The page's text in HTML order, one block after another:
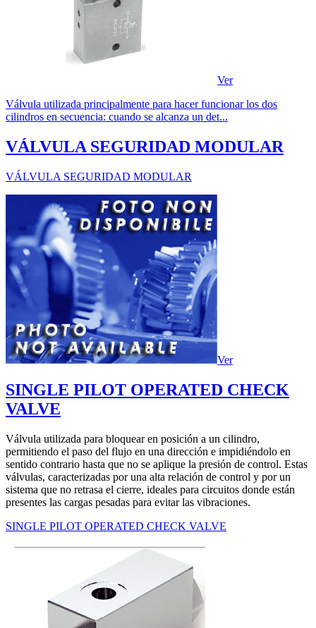
Ver
Válvula utilizada principalmente para hacer funcionar los dos
cilindros en secuencia: cuando se alcanza un det...
VÁLVULA SEGURIDAD MODULAR
VÁLVULA SEGURIDAD MODULAR
Ver
SINGLE PILOT OPERATED CHECK
VALVE
Válvula utilizada para bloquear en posición a un cilindro,
permitiendo el paso del flujo en una dirección e impidiéndolo en
sentido contrario hasta que no se aplique la presión de control. Estas
válvulas, caracterizadas por una alta relación de control y por un
sistema que no retrasa el cierre, ideales para circuitos donde están
presentes las cargas pesadas para evitar las vibraciones.
SINGLE PILOT OPERATED CHECK VALVE